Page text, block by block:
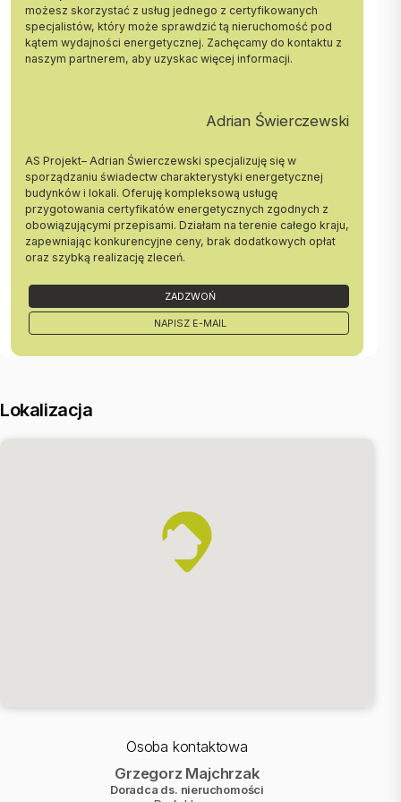
- Sypialnia - 8,34m2
STANDARD BUDYNKU:
- Ławy fundamentowe - żelbetowe
- Balkony - wylewane żelbetowe przygotowane do okładzin (pod
- Balustrady balkonowe - stalowe malowane
- Kominy - spalinowe i wentylacyjne z pustaków systemowych,
- Dach dwuspadowy o kącie nachylenia 30 stopni, kryty dachówką
ceramiczną
- Rynny i rury spustowe - ocynkowane, malowane
- Elewacje -tynk sylikatowo - sylikonowy, styropian gr. 15
- Parapety zewnętrzne - z blachy powlekanej
pakiet trzyszybowy. (Zamontowane skrzynki pod rolety zewnętrzne
oraz doprowadzona instalacja elektryczna)
STANDARD MIESZKANIA:
- Instalacja elektryczna - bez gniazd i włączników
- piec gazowy kondensacyjny dwufunkcyjny,
- Instalacja telewizyjna - wyprowadzenie jednego punktu w
- Droga wewnętrzna wykończona kostką betonową gr. 6cm
Mieszkanie zostanie oddane do samodzielnego wykończenia m.in.
możesz skorzystać z usług jednego z certyfikowanych
specjalistów, który może sprawdzić tą nieruchomość pod
kątem wydajności energetycznej. Zachęcamy do kontaktu z
naszym partnerem, aby uzyskac więcej informacji.
Adrian Świerczewski
AS Projekt– Adrian Świerczewski specjalizuję się w
sporządzaniu świadectw charakterystyki energetycznej
budynków i lokali. Oferuję kompleksową usługę
przygotowania certyfikatów energetycznych zgodnych z
obowiązującymi przepisami. Działam na terenie całego kraju,
zapewniając konkurencyjne ceny, brak dodatkowych opłat
oraz szybką realizację zleceń.
ZADZWOŃ
NAPISZ E-MAIL
Lokalizacja
Osoba kontaktowa
Grzegorz Majchrzak
Doradca ds. nieruchomości